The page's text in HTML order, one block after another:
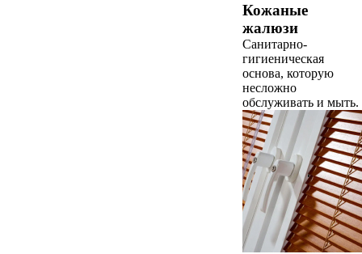
Кожаные
жалюзи
Санитарно-
гигиеническая
основа, которую
несложно
обслуживать и мыть.